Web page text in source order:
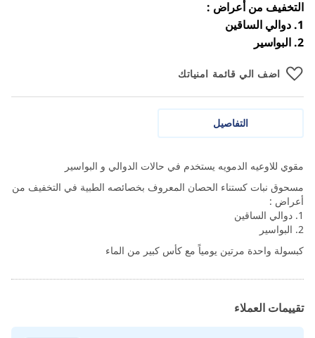
التخفيف من أعراض :
1. دوالي الساقين
2. البواسير
اضف الي قائمة امنياتك
التفاصيل
مقوي للاوعيه الدمويه يستخدم في حالات الدوالي و البواسير
مسحوق نبات كستناء الحصان المعروف بخصائصه الطبية في التخفيف من
أعراض :
1. دوالي الساقين
2. البواسير
كبسولة واحدة مرتين يومياً مع كأس كبير من الماء
تقييمات العملاء